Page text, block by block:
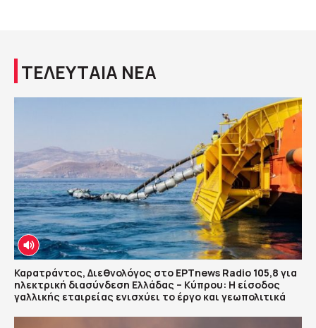
ΤΕΛΕΥΤΑΙΑ ΝΕΑ
Καρατράντος, Διεθνολόγος στο ΕΡΤnews Radio 105,8 για
ηλεκτρική διασύνδεση Ελλάδας – Κύπρου: Η είσοδος
γαλλικής εταιρείας ενισχύει το έργο και γεωπολιτικά